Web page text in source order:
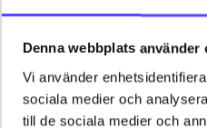
Denna webbplats använder
Vi använder
sociala medier och
till de sociala medier och